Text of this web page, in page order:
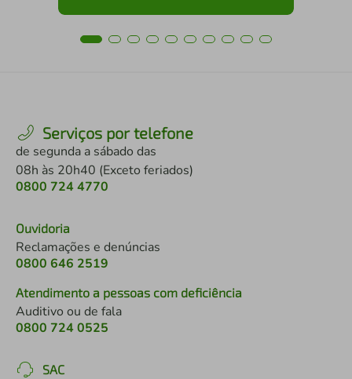
Serviços por telefone
de segunda a sábado das
08h às 20h40 (Exceto feriados)
0800 724 4770
Ouvidoria
Reclamações e denúncias
0800 646 2519
Atendimento a pessoas com deficiência
Auditivo ou de fala
0800 724 0525
SAC